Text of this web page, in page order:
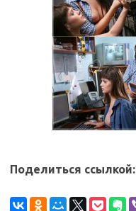
Поделиться ссылкой: